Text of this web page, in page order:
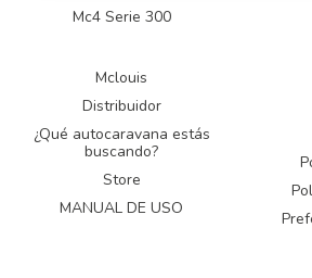
Mc4 Serie 300
Mclouis
Distribuidor
¿Qué autocaravana estás
buscando?
Store
MANUAL DE USO